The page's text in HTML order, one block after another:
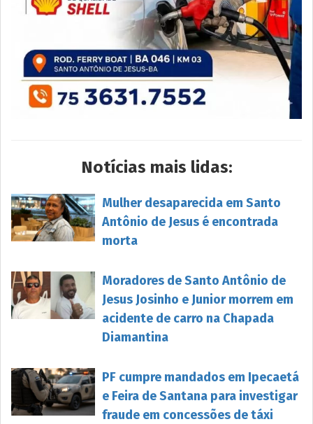
Notícias mais lidas:
Mulher desaparecida em Santo
Antônio de Jesus é encontrada
morta
Moradores de Santo Antônio de
Jesus Josinho e Junior morrem em
acidente de carro na Chapada
Diamantina
PF cumpre mandados em Ipecaetá
e Feira de Santana para investigar
fraude em concessões de táxi